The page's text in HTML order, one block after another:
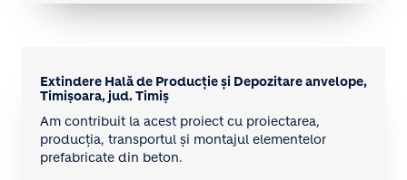
Extindere Hală de Producție și Depozitare anvelope,
Timișoara, jud. Timiș
Am contribuit la acest proiect cu proiectarea,
producția, transportul și montajul elementelor
prefabricate din beton.